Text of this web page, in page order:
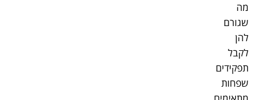
מה
שגורם
להן
לקבל
תפקידים
שפחות